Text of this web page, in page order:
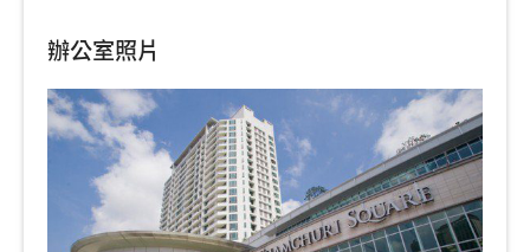
辦公室照片